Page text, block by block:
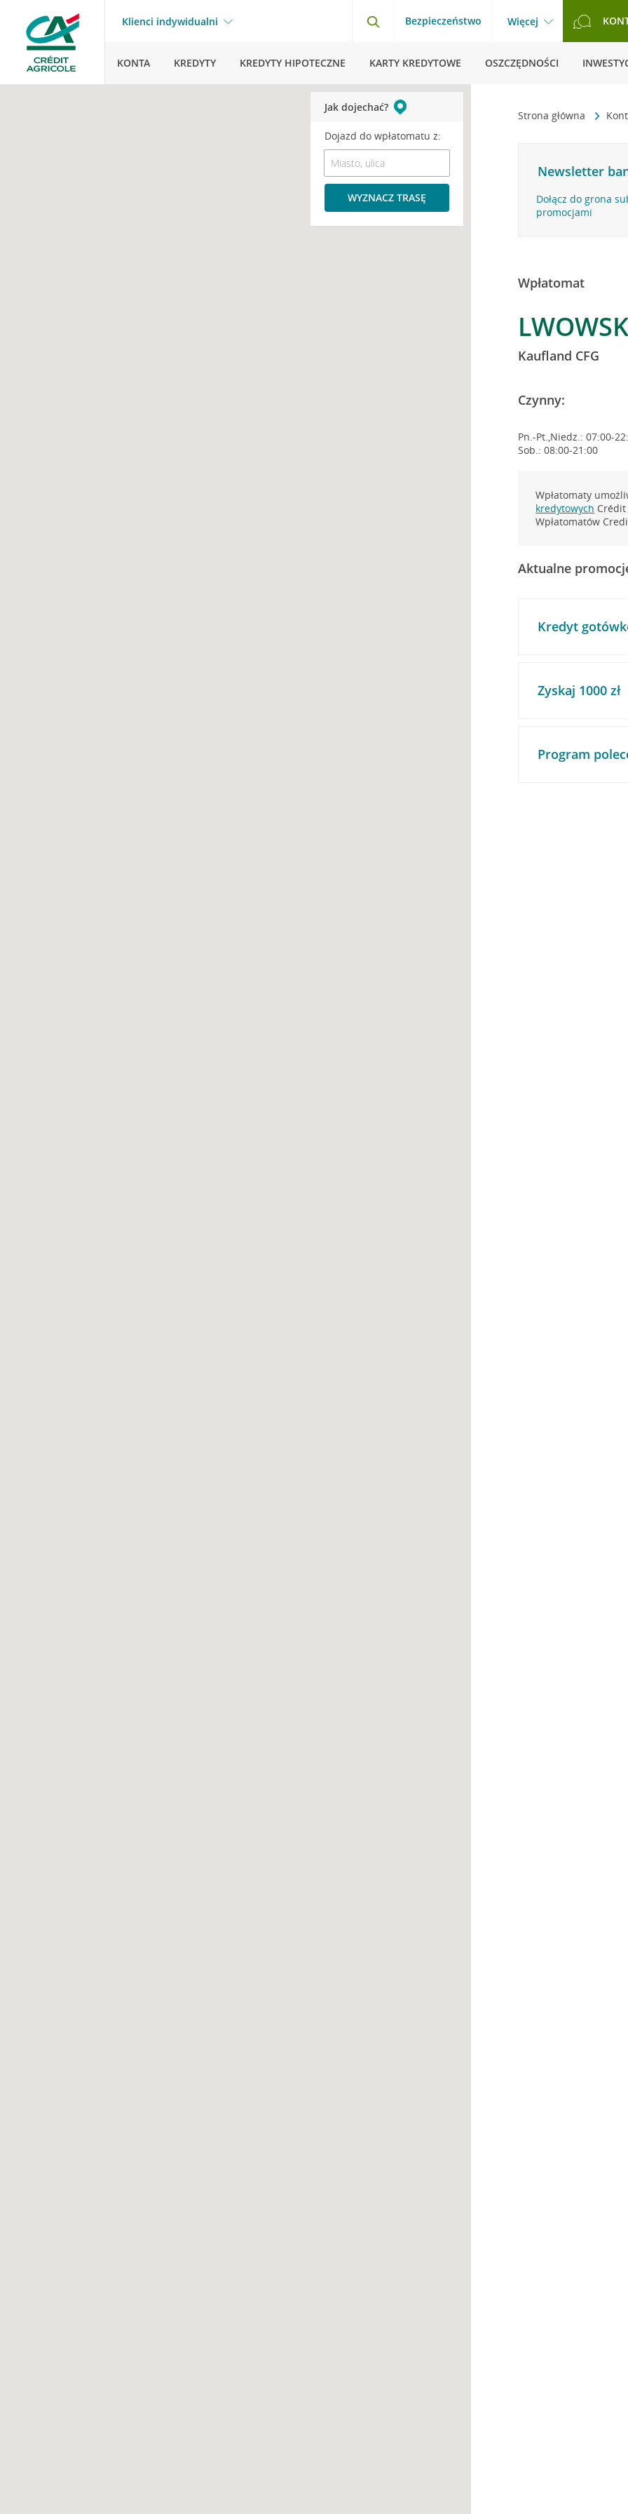
Klienci indywidualni Bezpieczeństwo Więcej
KONTA KREDYTY KREDYTY HIPOTECZNE KARTY KREDYTOWE OSZCZĘDNOŚCI
Strona główna
Newsletter
Dołącz do grona
promocjami
Wpłatomat
Kaufland CFG
Czynny:
Pn.-Pt.,Niedz.: 07:00-
Sob.: 08:00-21:00
Wpłatomaty
kredytowych
Wpłatomatów
Aktualne
Kredyt
Zyskaj 1000 zł
Program
Jak dojechać?
Dojazd do wpłatomatu z:
WYZNACZ TRASĘ